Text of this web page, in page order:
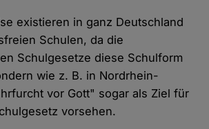
existieren in ganz Deutschland
Schulen, da die
Schulgesetze diese Schulform
wie z. B. in Nordrhein-
vor Gott" sogar als Ziel für
vorsehen.